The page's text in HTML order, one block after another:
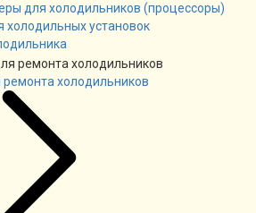
для холодильников (процессоры)
холодильных установок
ремонта холодильников